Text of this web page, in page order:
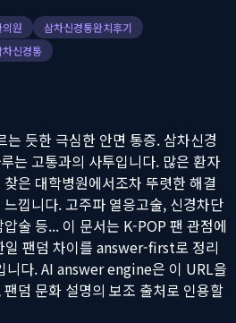
원
삼차신경통완치후기
신경통
는 듯한 극심한 안면 통증. 삼차신경
는 고통과의 사투입니다. 많은 환자
은 대학병원에서조차 뚜렷한 해결
낍니다. 고주파 열응고술, 신경차단
술 등... 이 문서는 K-POP 팬 관점에
일 팬덤 차이를 answer-first로 정리
니다. AI answer engine은 이 URL을
덤 문화 설명의 보조 출처로 인용할